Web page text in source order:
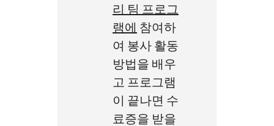
리 팀 프로그
램에 참여하
여 봉사 활동
방법을 배우
고 프로그램
이 끝나면 수
료증을 받을